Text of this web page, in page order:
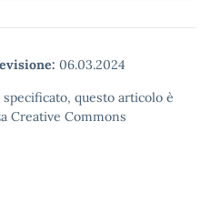
06.03.2024
questo articolo è
Creative Commons